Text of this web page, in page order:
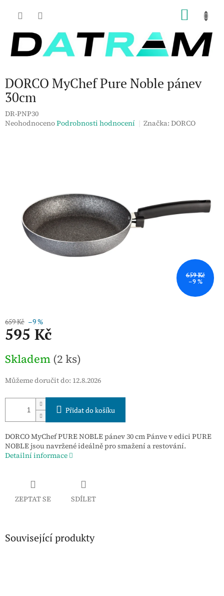
DORCO MyChef Pure Noble pánev
30cm
DR-PNP30
Průměrné
NeohodnocenoPodrobnosti hodnocení Značka:DORCO
659 Kč
–9 %
659 Kč –9 %
595 Kč
cena:
Skladem (2 ks)
Můžeme doručit do: 12.8.2026
Přidat do košíku
DORCO MyChef PURE NOBLE pánev 30 cm Pánve v edici PURE
NOBLE jsou navržené ideálně pro smažení a restování.
Detailní informace
ZEPTAT SE SDÍLET
Související produkty